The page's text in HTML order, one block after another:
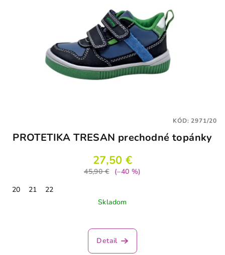
PROTETIKA TRESAN prechodné topánky
27,50 €
45,90 €
(–40 %)
20
21
22
Skladom
Detail
KÓD:2971/20